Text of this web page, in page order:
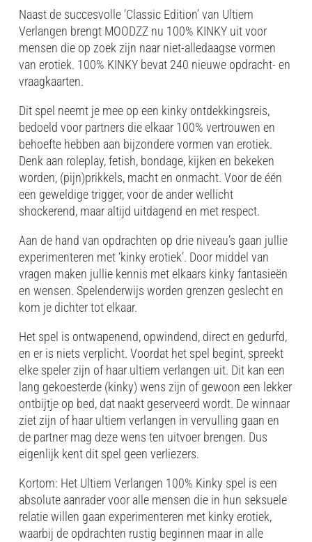
Naast de succesvolle ‘Classic Edition’ van Ultiem
Verlangen brengt MOODZZ nu 100% KINKY uit voor
mensen die op zoek zijn naar niet-alledaagse vormen
van erotiek. 100% KINKY bevat 240 nieuwe opdracht- en
vraagkaarten.
Dit spel neemt je mee op een kinky ontdekkingsreis,
bedoeld voor partners die elkaar 100% vertrouwen en
behoefte hebben aan bijzondere vormen van erotiek.
Denk aan roleplay, fetish, bondage, kijken en bekeken
worden, (pijn)prikkels, macht en onmacht. Voor de één
een geweldige trigger, voor de ander wellicht
shockerend, maar altijd uitdagend en met respect.
Aan de hand van opdrachten op drie niveau’s gaan jullie
experimenteren met ‘kinky erotiek’. Door middel van
vragen maken jullie kennis met elkaars kinky fantasieën
en wensen. Spelenderwijs worden grenzen geslecht en
kom je dichter tot elkaar.
Het spel is ontwapenend, opwindend, direct en gedurfd,
en er is niets verplicht. Voordat het spel begint, spreekt
elke speler zijn of haar ultiem verlangen uit. Dit kan een
lang gekoesterde (kinky) wens zijn of gewoon een lekker
ontbijtje op bed, dat naakt geserveerd wordt. De winnaar
ziet zijn of haar ultiem verlangen in vervulling gaan en
de partner mag deze wens ten uitvoer brengen. Dus
eigenlijk kent dit spel geen verliezers.
Kortom: Het Ultiem Verlangen 100% Kinky spel is een
absolute aanrader voor alle mensen die in hun seksuele
relatie willen gaan experimenteren met kinky erotiek,
waarbij de opdrachten rustig beginnen maar in alle